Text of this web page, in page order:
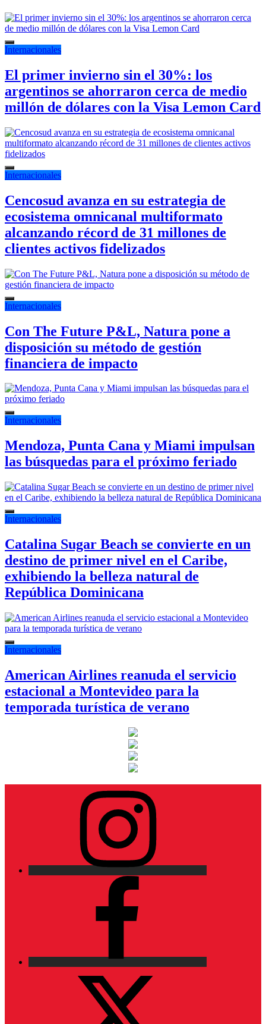
Internacionales
El primer invierno sin el 30%: los
argentinos se ahorraron cerca de medio
millón de dólares con la Visa Lemon Card
Internacionales
Cencosud avanza en su estrategia de
ecosistema omnicanal multiformato
alcanzando récord de 31 millones de
clientes activos fidelizados
Internacionales
Con The Future P&L, Natura pone a
disposición su método de gestión
financiera de impacto
Internacionales
Mendoza, Punta Cana y Miami impulsan
las búsquedas para el próximo feriado
Internacionales
Catalina Sugar Beach se convierte en un
destino de primer nivel en el Caribe,
exhibiendo la belleza natural de
República Dominicana
Internacionales
American Airlines reanuda el servicio
estacional a Montevideo para la
temporada turística de verano